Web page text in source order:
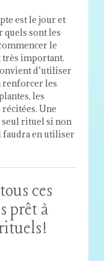
est le jour et
sont les
le
important.
d’utiliser
renforcer les
les
Une
rituel si non
faudra en utiliser
ces
prêt à